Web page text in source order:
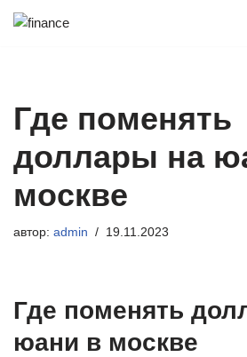
Где поменять
доллары на
москве
автор: admin 19.11.2023
Где поменять
юани в москве